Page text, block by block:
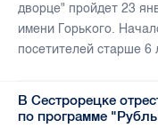
дворце" пройдет 23
имени Горького.
посетителей старше 6
В Сестрорецке
по программе